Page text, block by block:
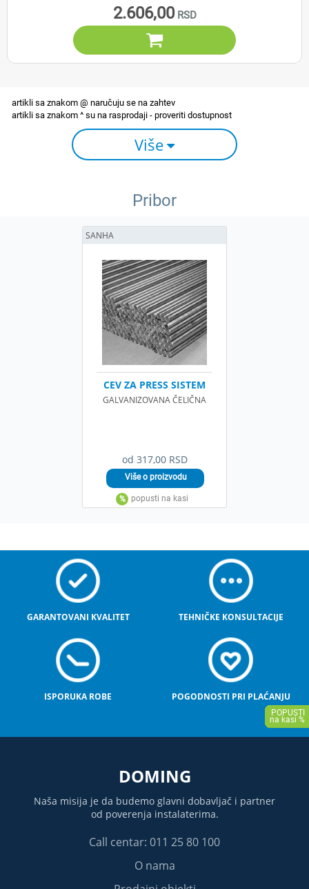
2.606,00

Više
Pribor
od 317,00 RSD
CEV ZA PRESS SISTEM
GALVANIZOVANA ČELIČNA
SANHA
GARANTOVANI KVALITET TEHNIČKE KONSULTACIJE
ISPORUKA ROBE POGODNOSTI PRI PLAĆANJU
DOMING
Naša misija je da budemo glavni dobavljač i partner
od poverenja instalaterima.
Call centar: 011 25 80 100
O nama